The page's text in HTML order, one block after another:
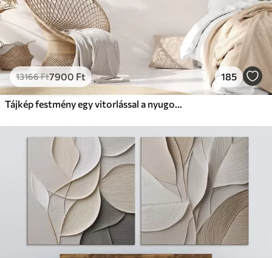
13166Ft7900 Ft 185
Tájkép festmény egy vitorlással a nyugodt tengeren, narancssárga és sárga égbolt, távoli hegyek